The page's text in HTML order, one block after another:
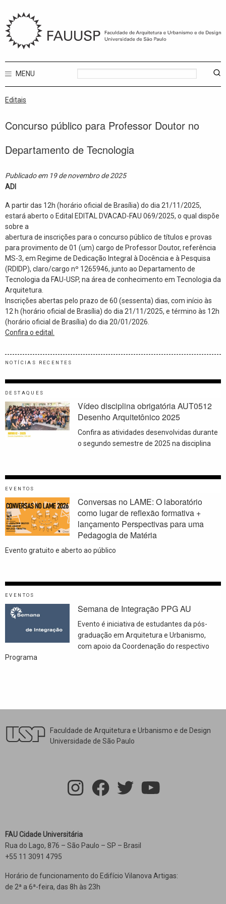
MENU
Editais
Concurso público para Professor Doutor no
Departamento de Tecnologia
Publicado em 19 de novembro de 2025
ADI
A partir das 12h (horário oficial de Brasília) do dia 21/11/2025,
estará aberto o Edital EDITAL DVACAD-FAU 069/2025, o qual dispõe
sobre a
abertura de inscrições para o concurso público de títulos e provas
para provimento de 01 (um) cargo de Professor Doutor, referência
MS-3, em Regime de Dedicação Integral à Docência e à Pesquisa
(RDIDP), claro/cargo nº 1265946, junto ao Departamento de
Tecnologia da FAU-USP, na área de conhecimento em Tecnologia da
Arquitetura.
Inscrições abertas pelo prazo de 60 (sessenta) dias, com início às
12 h (horário oficial de Brasília) do dia 21/11/2025, e término às 12h
(horário oficial de Brasília) do dia 20/01/2026.
Confira o edital.
NOTÍCIAS RECENTES
DESTAQUES
Vídeo disciplina obrigatória AUT0512
Desenho Arquitetônico 2025
Confira as atividades desenvolvidas durante
o segundo semestre de 2025 na disciplina
EVENTOS
Conversas no LAME: O laboratório
como lugar de reflexão formativa +
lançamento Perspectivas para uma
Pedagogia de Matéria
Evento gratuito e aberto ao público
EVENTOS
Semana de Integração PPG AU
Evento é iniciativa de estudantes da pós-
graduação em Arquitetura e Urbanismo,
com apoio da Coordenação do respectivo
Programa
Faculdade de Arquitetura e Urbanismo e de Design
Universidade de São Paulo
FAU Cidade Universitária
Rua do Lago, 876 – São Paulo – SP – Brasil
+55 11 3091 4795
Horário de funcionamento do Edifício Vilanova Artigas:
de 2ª a 6ª-feira, das 8h às 23h